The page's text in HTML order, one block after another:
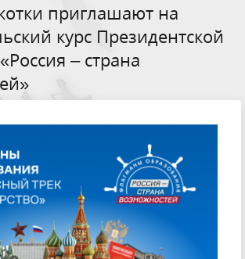
приглашают на
курс Президентской
– страна